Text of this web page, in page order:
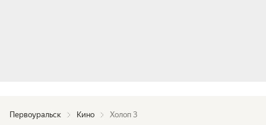
Первоуральск Кино Холоп 3